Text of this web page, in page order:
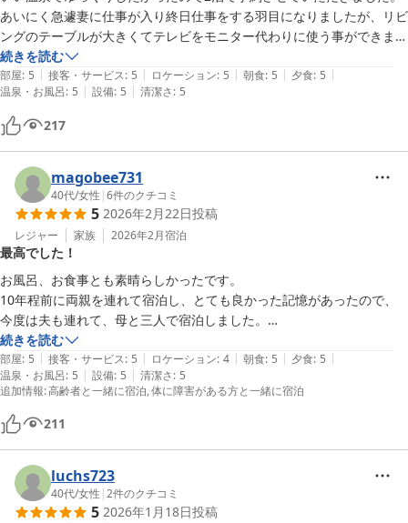
あいにく急遽妻に仕事が入り終日仕事をする羽目になりましたが、リビ
ングのテーブルが大きくてテレビをモニター代わりに使う事ができまし
たので、いつもより仕事が捗ったと喜んでいました。落ち着いた部屋の
造りや気持ちのいい温泉に様々な美味しい料理と大変満足いたしまし
た。また、中居さんは外国の方の様でしたが愛らしく所作から一生懸命
さが伝わり、おかげさまで最後まで気持ちよく過ごす事が出来ました。
温泉に浸かりながら子連れの猿や狸を見たのは初めてで、それも楽しま
せていただきましたました。次は別の部屋に泊まりたいと思います。
続きを読む
部屋: 5 | 接客・サービス: 5 | ロケーション: 5 | 朝食: 5 | 夕食: 5 |
温泉・お風呂: 5 | 設備: 5 | 清潔さ: 5
217
magobee731
40代/女性 |6件のクチコミ
5 2026年2月22日投稿
レジャー 家族 2026年2月宿泊
最高でした！
お風呂、お食事とも素晴らしかったです。
10年程前に両親を連れて宿泊し、とても良かった記憶があったので、
今度は夫も連れて、母と三人で宿泊しました。
たまたま以前と同じ部屋が予約でき、懐かしい気持ちでお伺いしたので
すが、良い意味で期待を裏切られました。
お風呂も寝具も昔より快適になっていましたし、何よりお料理が更に洗
練されていて、感動的に美味しかったです。我が家も山菜好きでいろい
ろ育てていますが、こちらの山菜は灰汁抜き、食感共に絶妙で、10年
の時を経て、弟子入りしたいくらいにグレードアップしていました！
て、家族全員楽しく過ごすことができました。
続きを読む
部屋: 5 | 接客・サービス: 5 | ロケーション: 4 | 朝食: 5 | 夕食: 5 |
温泉・お風呂: 5 | 設備: 5 | 清潔さ: 5
追加情報:高齢者と一緒に宿泊 体に障害がある方と一緒に宿泊
211
luchs723
40代/女性 |2件のクチコミ
5 2026年1月18日投稿